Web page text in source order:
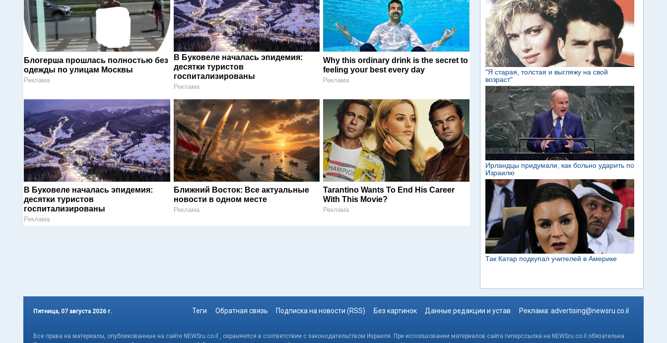
Блогерша прошлась полностью без
одежды по улицам Москвы
Реклама
В Буковеле началась эпидемия:
десятки туристов
госпитализированы
Реклама
Why this ordinary drink is the secret to
feeling your best every day
Реклама
В Буковеле началась эпидемия:
десятки туристов
госпитализированы
Реклама
Ближний Восток: Все актуальные
новости в одном месте
Реклама
Tarantino Wants To End His Career
With This Movie?
Реклама
Пятница, 07 августа 2026 г. Теги Обратная связь Подписка на новости (RSS) Без картинок Данные редакции и устав Реклама: advertising@newsru.co.il
Все права на материалы, опубликованные на сайте NEWSru.co.il , охраняются в соответствии с законодательством Израиля. При использовании материалов сайта гиперссылка на NEWSru.co.il обязательна.